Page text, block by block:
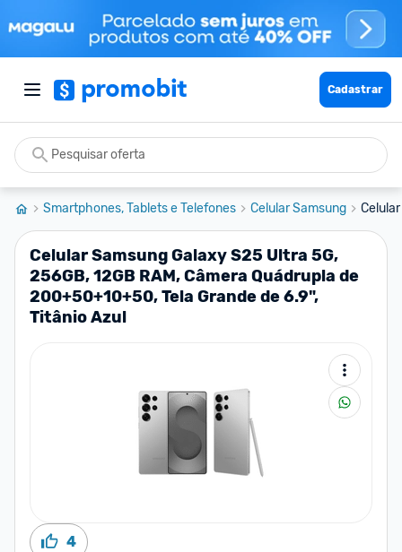
Cadastrar
Smartphones, Tablets e Telefones Celular Samsung
Celular Samsung Galaxy S25 Ultra 5G,
256GB, 12GB RAM, Câmera Quádrupla de
200+50+10+50, Tela Grande de 6.9",
Titânio Azul
4